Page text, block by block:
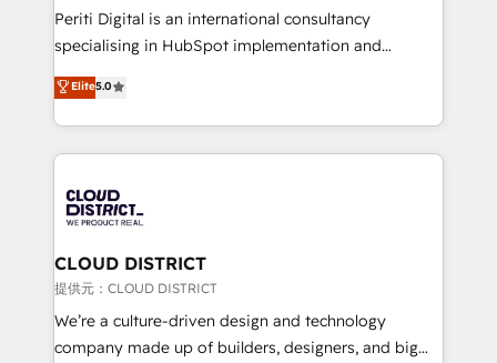
measurable growth. 🌎 Highlights: • 10+ years as a
HubSpot partner. • 2023 Impact Awards: Platform
LATAM 2022, 2023, 2024, 2025. • Partner of the Year
2024. • Organizer of Aliados.ai (AI, marketing & tech
faster, smarter, and with impact.
Periti Digital is an international consultancy
specialising in HubSpot implementation and
Antropic's Claude business transformation, with
offices in Dublin, Munich, Rotterdam, Lisbon, and
New York. We help organisations unlock their full
revenue potential by deeply integrating core
beyond, with HubSpot, and layering Anthropic's
Claude AI across the processes that matter most.
From automating complex workflows to surfacing
insights buried in data, we build intelligent systems
that think, connect, and scale. Our approach goes
beyond configuration. We embed ourselves in our
Elite5.0
CLOUD DISTRICT
提供元：CLOUD DISTRICT
We’re a culture-driven design and technology
company made up of builders, designers, and big